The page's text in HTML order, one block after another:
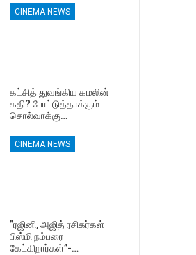
CINEMA NEWS
கட்சித் துவங்கிய கமலின்
கதி? போட்டுத்தாக்கும்
சொல்வாக்கு…
CINEMA NEWS
”ரஜினி, அஜித் ரசிகர்கள்
பிஸ்மி நம்பரை
கேட்கிறார்கள்”-…